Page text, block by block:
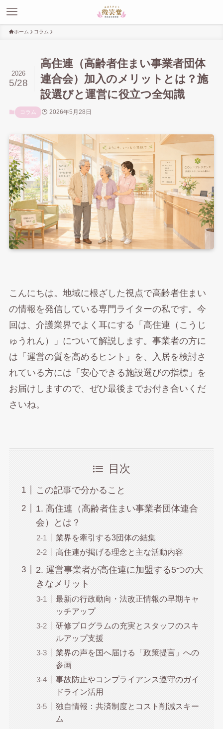
ホーム コラム
高住連（高齢者住まい事業者団体
連合会）加入のメリットとは？施
設選びと運営に役立つ全知識
2026
5/28
コラム 2026年5月28日
こんにちは。地域に根ざした視点で高齢者住まい
の情報を発信している専門ライターの私です。今
回は、介護業界でよく耳にする「高住連（こうじ
ゅうれん）」について解説します。事業者の方に
は「運営の質を高めるヒント」を、入居を検討さ
れている方には「安心できる施設選びの指標」を
お届けしますので、ぜひ最後までお付き合いくだ
さいね。
目次
この記事で分かること
1. 高住連（高齢者住まい事業者団体連合
会）とは？
業界を牽引する3団体の結集
高住連が掲げる理念と主な活動内容
2. 運営事業者が高住連に加盟する5つの大
きなメリット
最新の行政動向・法改正情報の早期キャ
ッチアップ
研修プログラムの充実とスタッフのスキ
ルアップ支援
業界の声を国へ届ける「政策提言」への
参画
事故防止やコンプライアンス遵守のガイ
ドライン活用
独自情報：共済制度とコスト削減スキー
ム